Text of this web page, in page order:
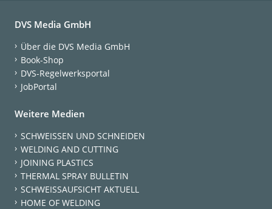
DVS Media GmbH
Über die DVS Media GmbH
Book-Shop
DVS-Regelwerksportal
JobPortal
Weitere Medien
SCHWEISSEN UND SCHNEIDEN
WELDING AND CUTTING
JOINING PLASTICS
THERMAL SPRAY BULLETIN
SCHWEISSAUFSICHT AKTUELL
HOME OF WELDING